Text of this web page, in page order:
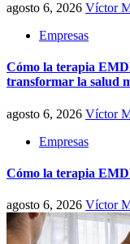
agosto 6, 2026 Víctor
Empresas
Cómo la terapia
transformar la salud
agosto 6, 2026 Víctor
Empresas
Cómo la terapia
agosto 6, 2026 Víctor